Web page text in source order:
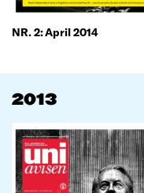
NR. 2: April 2014
2013